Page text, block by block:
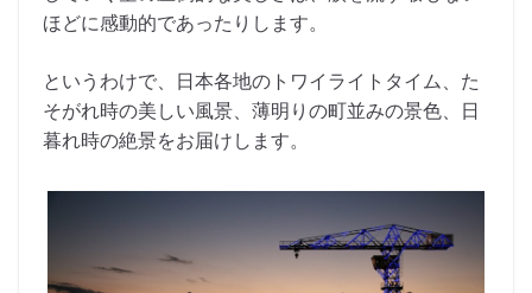
ほどに感動的であったりします。
というわけで、日本各地のトワイライトタイム、た
そがれ時の美しい風景、薄明りの町並みの景色、日
暮れ時の絶景をお届けします。